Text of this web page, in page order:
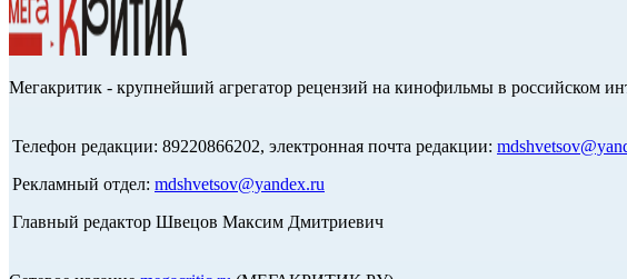
Мегакритик - крупнейший агрегатор рецензий на кинофильмы в российском
Телефон редакции: 89220866202, электронная почта редакции:
Рекламный отдел: mdshvetsov@yandex.ru
Главный редактор Швецов Максим Дмитриевич